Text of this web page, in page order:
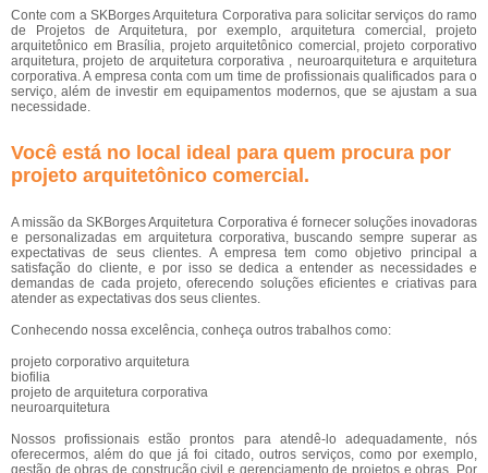
Conte com a SKBorges Arquitetura Corporativa para solicitar serviços do ramo
de Projetos de Arquitetura, por exemplo, arquitetura comercial, projeto
arquitetônico em Brasília, projeto arquitetônico comercial, projeto corporativo
arquitetura, projeto de arquitetura corporativa , neuroarquitetura e arquitetura
corporativa. A empresa conta com um time de profissionais qualificados para o
serviço, além de investir em equipamentos modernos, que se ajustam a sua
necessidade.
Você está no local ideal para quem procura por
projeto arquitetônico comercial.
A missão da SKBorges Arquitetura Corporativa é fornecer soluções inovadoras
e personalizadas em arquitetura corporativa, buscando sempre superar as
expectativas de seus clientes. A empresa tem como objetivo principal a
satisfação do cliente, e por isso se dedica a entender as necessidades e
demandas de cada projeto, oferecendo soluções eficientes e criativas para
atender as expectativas dos seus clientes.
Conhecendo nossa excelência, conheça outros trabalhos como:
projeto corporativo arquitetura
biofilia
projeto de arquitetura corporativa
neuroarquitetura
Nossos profissionais estão prontos para atendê-lo adequadamente, nós
oferecermos, além do que já foi citado, outros serviços, como por exemplo,
gestão de obras de construção civil e gerenciamento de projetos e obras. Por